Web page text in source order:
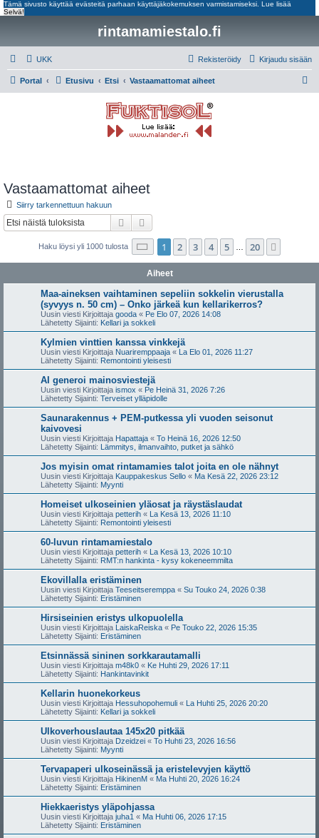
Tämä sivusto käyttää evästeitä parhaan käyttäjäkokemuksen varmistamiseksi. Lue lisää
Selvä!
rintamamiestalo.fi
UKK Kirjaudu sisään
Rekisteröidy
Portal Etusivu Etsi Vastaamattomat aiheet
Vastaamattomat aiheet
Siirry tarkennettuun hakuun
Etsi
Haku löysi yli 1000 tulosta Sivu /20
1 2 3 4 5 20
Aiheet
Maa-aineksen vaihtaminen sepeliin sokkelin vierustalla
(syvyys n. 50 cm) – Onko järkeä kun kellarikerros?
Uusin viesti Kirjoittaja gooda « Pe Elo 07, 2026 14:08
Lähetetty Sijainti: Kellari ja sokkeli
Kylmien vinttien kanssa vinkkejä
Uusin viesti Kirjoittaja Nuariremppaaja « La Elo 01, 2026 11:27
Lähetetty Sijainti: Remontointi yleisesti
AI generoi mainosviestejä
Uusin viesti Kirjoittaja ismox « Pe Heinä 31, 2026 7:26
Lähetetty Sijainti: Terveiset ylläpidolle
Saunarakennus + PEM-putkessa yli vuoden seisonut
kaivovesi
Uusin viesti Kirjoittaja Hapattaja « To Heinä 16, 2026 12:50
Lähetetty Sijainti: Lämmitys, ilmanvaihto, putket ja sähkö
Jos myisin omat rintamamies talot joita en ole nähnyt
Uusin viesti Kirjoittaja Kauppakeskus Sello « Ma Kesä 22, 2026 23:12
Lähetetty Sijainti: Myynti
Homeiset ulkoseinien yläosat ja räystäslaudat
Uusin viesti Kirjoittaja petterih « La Kesä 13, 2026 11:10
Lähetetty Sijainti: Remontointi yleisesti
60-luvun rintamamiestalo
Uusin viesti Kirjoittaja petterih « La Kesä 13, 2026 10:10
Lähetetty Sijainti: RMT:n hankinta - kysy kokeneemmilta
Ekovillalla eristäminen
Uusin viesti Kirjoittaja Teeseitseremppa « Su Touko 24, 2026 0:38
Lähetetty Sijainti: Eristäminen
Hirsiseinien eristys ulkopuolella
Uusin viesti Kirjoittaja LaiskaReiska « Pe Touko 22, 2026 15:35
Lähetetty Sijainti: Eristäminen
Etsinnässä sininen sorkkarautamalli
Uusin viesti Kirjoittaja m48k0 « Ke Huhti 29, 2026 17:11
Lähetetty Sijainti: Hankintavinkit
Kellarin huonekorkeus
Uusin viesti Kirjoittaja Hessuhopohemuli « La Huhti 25, 2026 20:20
Lähetetty Sijainti: Kellari ja sokkeli
Ulkoverhouslautaa 145x20 pitkää
Uusin viesti Kirjoittaja Dzeidzei « To Huhti 23, 2026 16:56
Lähetetty Sijainti: Myynti
Tervapaperi ulkoseinässä ja eristelevyjen käyttö
Uusin viesti Kirjoittaja HikinenM « Ma Huhti 20, 2026 16:24
Lähetetty Sijainti: Eristäminen
Hiekkaeristys yläpohjassa
Uusin viesti Kirjoittaja juha1 « Ma Huhti 06, 2026 17:15
Lähetetty Sijainti: Eristäminen